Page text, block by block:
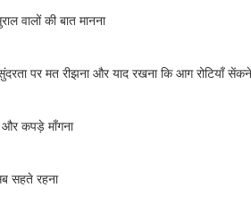
वालों की बात मानना
पर मत रीझना और याद रखना कि आग रोटियाँ
कपड़े माँगना
सहते रहना